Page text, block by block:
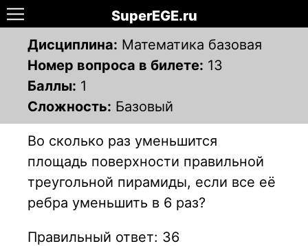
SuperEGE.ru
Дисциплина: Математика базовая
Номер вопроса в билете: 13
Баллы: 1
Сложность: Базовый
Во сколько раз уменьшится
площадь поверхности правильной
треугольной пирамиды, если все её
ребра уменьшить в 6 раз?
Правильный ответ: 36